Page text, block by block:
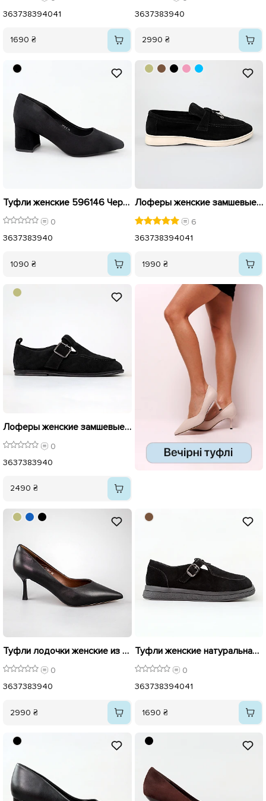
363738394041
1690 ₴
3637383940
2990 ₴
Туфли женские 596146 Черные
0
3637383940
1090 ₴
Лоферы женские замшевые 585379 Черные
6
363738394041
1990 ₴
Лоферы женские замшевые 594322 Черные
0
3637383940
2490 ₴
Туфли лодочки женские из натуральной кожи 594208 Черные
0
3637383940
2990 ₴
Туфли женские натуральная замша 596142 Черные
0
363738394041
1690 ₴